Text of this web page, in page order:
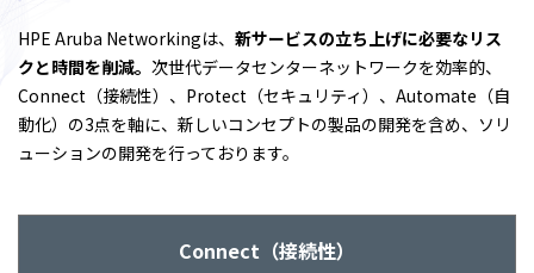
HPE Aruba Networkingは、 新サービスの立ち上げに必要なリス
クと時間を削減。 次世代データセンターネットワークを効率的、
Connect（接続性）、Protect（セキュリティ）、Automate（自
動化）の3点を軸に、新しいコンセプトの製品の開発を含め、ソリ
ューションの開発を行っております。
Connect（接続性）